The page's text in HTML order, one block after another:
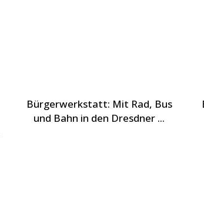
Bürgerwerkstatt: Mit Rad, Bus
und Bahn in den Dresdner ...